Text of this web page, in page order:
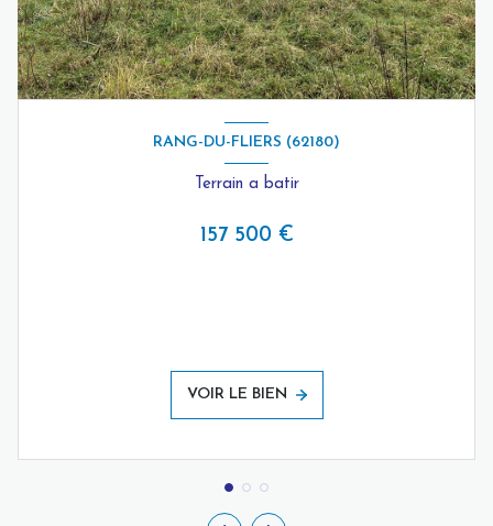
RANG-DU-FLIERS (62180)
Terrain a batir
157 500 €
VOIR LE BIEN